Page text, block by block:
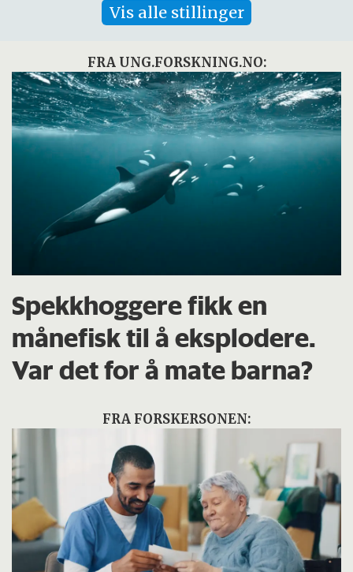
Vis alle stillinger
FRA UNG.FORSKNING.NO:
Spekkhoggere fikk en
månefisk til å eksplodere.
Var det for å mate barna?
FRA FORSKERSONEN: